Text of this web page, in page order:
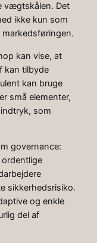
vægtskålen. Det
ikke kun som
kan vise, at
kan tilbyde
kan bruge
små elementer,
som
governance:
sikkerhedsrisiko.
og enkle
del af